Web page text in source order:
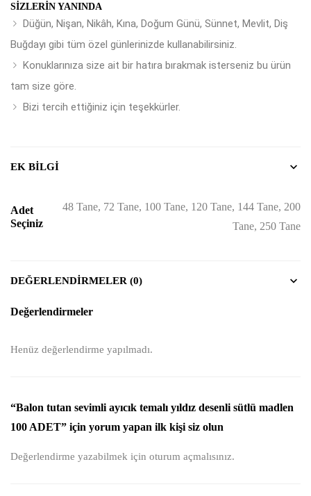
SIZLERIN YANINDA
Düğün, Nişan, Nikâh, Kına, Doğum Günü, Sünnet, Mevlit, Diş
Buğdayı gibi tüm özel günlerinizde kullanabilirsiniz.
Konuklarınıza size ait bir hatıra bırakmak isterseniz bu ürün
tam size göre.
Bizi tercih ettiğiniz için teşekkürler.
EK BILGI
Adet
Seçiniz
48 Tane, 72 Tane, 100 Tane, 120 Tane, 144 Tane, 200
Tane, 250 Tane
DEĞERLENDIRMELER (0)
Değerlendirmeler
Henüz değerlendirme yapılmadı.
“Balon tutan sevimli ayıcık temalı yıldız desenli sütlü madlen
100 ADET” için yorum yapan ilk kişi siz olun
Değerlendirme yazabilmek için oturum açmalısınız.